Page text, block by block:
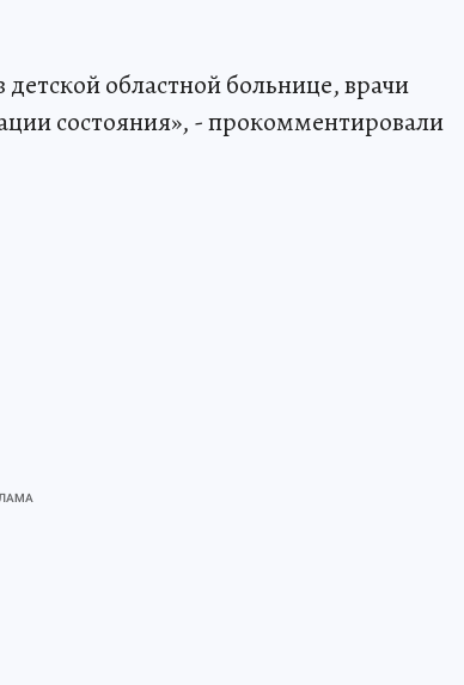
областной больнице, врачи
состояния», - прокомментировали